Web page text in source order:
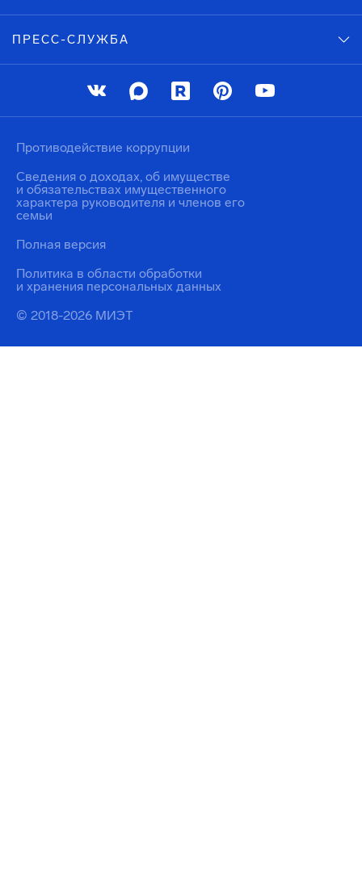
ПРЕСС-СЛУЖБА
© 2018-2026 МИЭТ
Политика в области обработки
и хранения персональных данных
Противодействие коррупции
Сведения о доходах, об имуществе
и обязательствах имущественного
характера руководителя и членов его
семьи
Полная версия